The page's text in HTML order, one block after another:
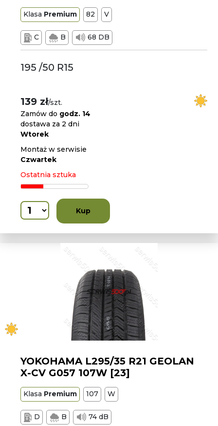
Klasa Premium 82 V
C B 68 DB
195 /50 R15
139 zł/szt.
Zamów do godz. 14
dostawa za 2 dni
Wtorek
Montaż w serwisie
Czwartek
Ostatnia sztuka
Kup
YOKOHAMA L295/35 R21 GEOLAN
X-CV G057 107W [23]
Klasa Premium 107 W
D B 74 dB